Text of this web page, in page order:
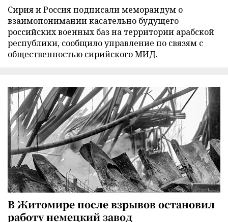
Сирия и Россия подписали меморандум о
взаимопонимании касательно будущего
российских военных баз на территории арабской
республики, сообщило управление по связям с
общественностью сирийского МИД.
В Житомире после взрывов остановил
работу немецкий завод